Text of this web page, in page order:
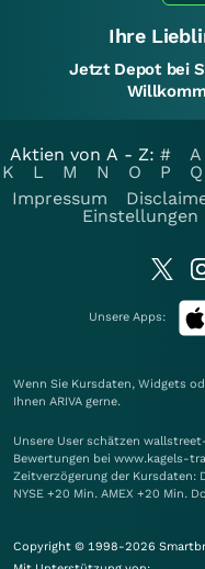
Ihre
Jetzt Depot bei
Aktien von A - Z: # A
K
L M N O P Q
Impressum
Einstellungen
Unsere Apps:
Wenn Sie Kursdaten, Widgets
Ihnen ARIVA gerne.
Unsere User schätzen
Bewertungen bei www.kagels-
Zeitverzögerung der Kursdaten:
NYSE +20 Min. AMEX +20 Min.
Copyright © 1998-2026